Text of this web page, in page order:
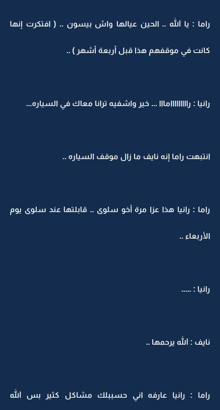
راما : يا الله .. الحين عيالها واش بيسون .. ( افتكرت إنها
كانت في موقفهم هذا قبل أربعة أشهر ) ..
رانيا : رااااااااامااا ... خير واشفيه ترانا معاك في السياره...
انتبهت راما إنه نايف ما زال موقف السياره ..
راما : رانيا هذا عزا مرة أخو سلوى .. قابلتها عند سلوى يوم
الأربعاء ..
رانيا : .....
نايف : الله يرحمها ..
راما : رانيا عارفه اني حسببلك مشاكل كثير بس الله